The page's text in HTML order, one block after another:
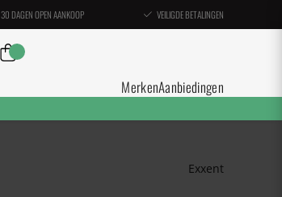
30 DAGEN OPEN AANKOOP VEILIGDE BETALINGEN
MerkenAanbiedingen
Exxent